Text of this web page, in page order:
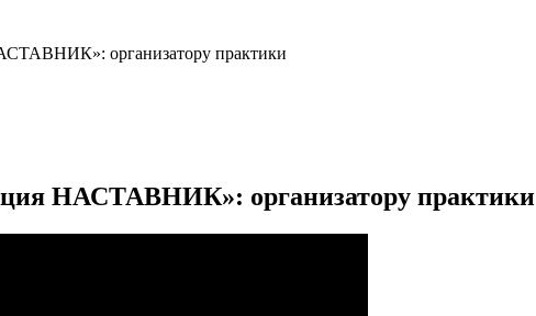
организатору практики
НАСТАВНИК»: организатору практики